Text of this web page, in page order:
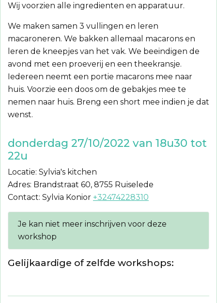
Wij voorzien alle ingredienten en apparatuur.
We maken samen 3 vullingen en leren
macaroneren. We bakken allemaal macarons en
leren de kneepjes van het vak. We beeindigen de
avond met een proeverij en een theekransje.
Iedereen neemt een portie macarons mee naar
huis. Voorzie een doos om de gebakjes mee te
nemen naar huis. Breng een short mee indien je dat
wenst.
donderdag 27/10/2022 van 18u30 tot
22u
Locatie: Sylvia's kitchen
Adres: Brandstraat 60, 8755 Ruiselede
Contact: Sylvia Konior +32474228310
Je kan niet meer inschrijven voor deze
workshop
Gelijkaardige of zelfde workshops: